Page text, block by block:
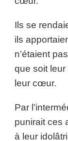
Ils se
ils
n’étaient
que soit
leur cœur.
Par
punirait ces
à leur